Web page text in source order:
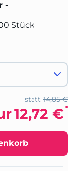
-
Stück
14,85 €
statt
12,72 € *